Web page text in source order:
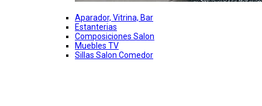
Aparador, Vitrina, Bar
Estanterias
Composiciones Salon
Muebles TV
Sillas Salon Comedor